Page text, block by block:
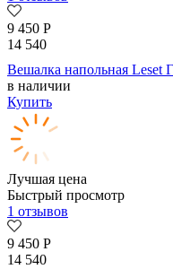
9 450 Р
14 540
Вешалка напольная Leset
в наличии
Купить
Лучшая цена
Быстрый просмотр
1 отзывов
9 450 Р
14 540